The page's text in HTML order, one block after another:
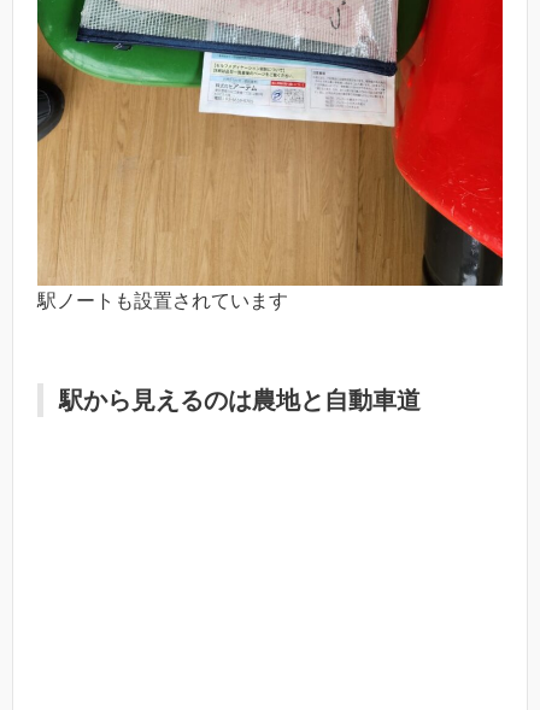
駅ノートも設置されています
駅から見えるのは農地と自動車道